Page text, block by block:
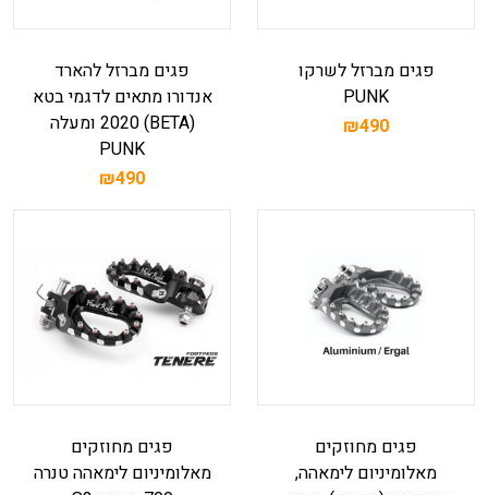
פגים מברזל לשרקו
PUNK
₪490
פגים מברזל להארד
אנדורו מתאים לדגמי בטא
(BETAׂ) 2020 ומעלה
PUNK
₪490
פגים מחוזקים
מאלומיניום לימאהה,
פגים מחוזקים
מאלומיניום לימאהה טנרה